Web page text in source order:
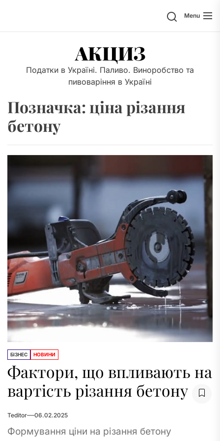
the
SearchMenu
АКЦИЗ
Податки в Україні. Паливо. Виноробство та
пивоваріння в Україні
Позначка: ціна різання
бетону
БІЗНЕС НОВИНИ
Фактори, що впливають на
вартість різання бетону
Teditor 06.02.2025
Формування ціни на різання бетону